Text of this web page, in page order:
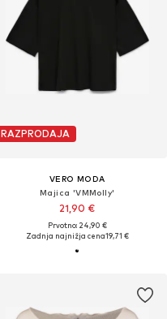
RAZPRODAJA
VERO MODA
Majica 'VMMolly'
21,90 €
Prvotno: 24,90 €
Zadnja najnižja cena19,71 €